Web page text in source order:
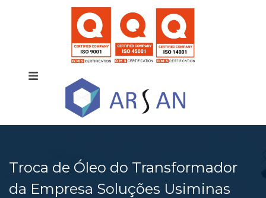
Troca de Óleo do Transformador
da Empresa Soluções Usiminas